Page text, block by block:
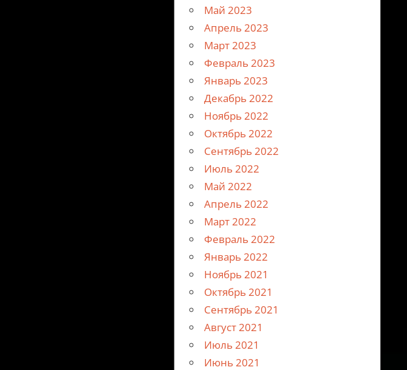
Май 2023
Апрель 2023
Март 2023
Февраль 2023
Январь 2023
Декабрь 2022
Ноябрь 2022
Октябрь 2022
Сентябрь 2022
Июль 2022
Май 2022
Апрель 2022
Март 2022
Февраль 2022
Январь 2022
Ноябрь 2021
Октябрь 2021
Сентябрь 2021
Август 2021
Июль 2021
Июнь 2021